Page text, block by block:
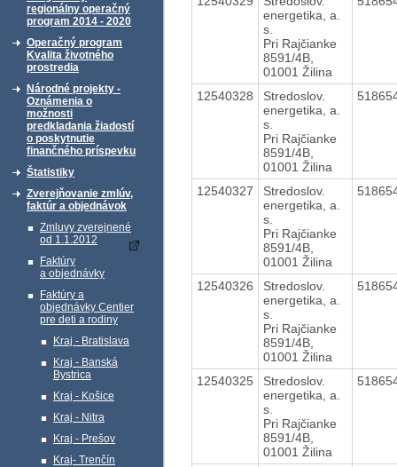
regionálny operačný
program 2014 - 2020
Operačný program
Kvalita životného
prostredia
Národné projekty -
Oznámenia o
možnosti
predkladania žiadostí
o poskytnutie
finančného príspevku
Štatistiky
Zverejňovanie zmlúv,
faktúr a objednávok
Zmluvy zverejnené
od 1.1.2012
Faktúry
a objednávky
Faktúry a
objednávky Centier
pre deti a rodiny
Kraj - Bratislava
Kraj - Banská
Bystrica
Kraj - Košice
Kraj - Nitra
Kraj - Prešov
Kraj- Trenčín
energetika, a.
s.
Pri Rajčianke
8591/4B,
01001 Žilina
12540328
Stredoslov.
energetika, a.
s.
Pri Rajčianke
8591/4B,
01001 Žilina
12540327
Stredoslov.
energetika, a.
s.
Pri Rajčianke
8591/4B,
01001 Žilina
12540326
Stredoslov.
energetika, a.
s.
Pri Rajčianke
8591/4B,
01001 Žilina
12540325
Stredoslov.
energetika, a.
s.
Pri Rajčianke
8591/4B,
01001 Žilina